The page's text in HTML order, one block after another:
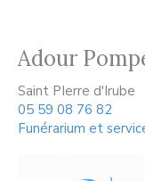
Adour
Saint PIerre d'Irube
05 59 08 76 82
Funérarium et